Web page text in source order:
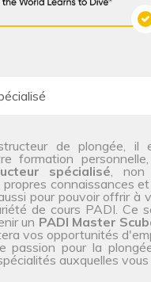
de plongée, il
formation
spécialisé, non
connaissances
pour pouvoir offrir à
de cours PADI. Ce
un PADI Master
vos opportunités
passion pour la
auxquelles